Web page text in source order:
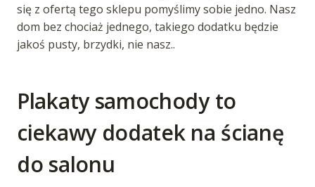
się z ofertą tego sklepu pomyślimy sobie jedno. Nasz
dom bez chociaż jednego, takiego dodatku będzie
jakoś pusty, brzydki, nie nasz..
Plakaty samochody to
ciekawy dodatek na ścianę
do salonu